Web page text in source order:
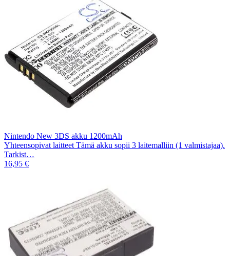
Nintendo New 3DS akku 1200mAh
Yhteensopivat laitteet Tämä akku sopii 3 laitemalliin (1 valmistajaa).
Tarkist…
16,95 €